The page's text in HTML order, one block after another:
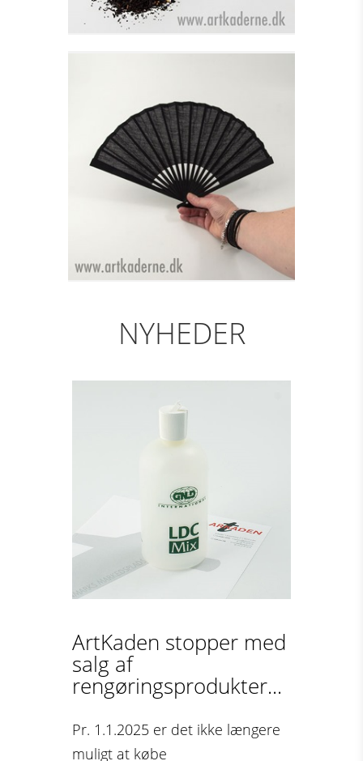
DANSEVIFTE, LILLE I
STOF - SORT
Se detajler
NYHEDER
ArtKaden stopper med
salg af
rengøringsprodukter...
Pr. 1.1.2025 er det ikke længere
muligt at købe